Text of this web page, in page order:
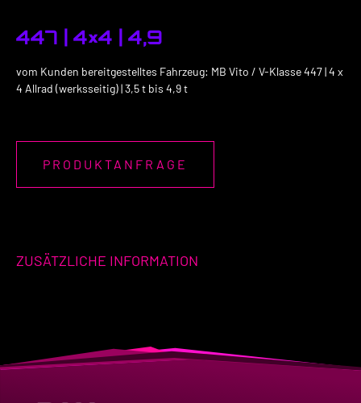
447 | 4×4 | 4,9
vom Kunden bereitgestelltes Fahrzeug: MB Vito / V-Klasse 447 | 4 x
4 Allrad (werksseitig) | 3,5 t bis 4,9 t
PRODUKTANFRAGE
ZUSÄTZLICHE INFORMATION